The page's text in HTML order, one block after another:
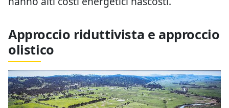
Approccio riduttivista e approccio
olistico